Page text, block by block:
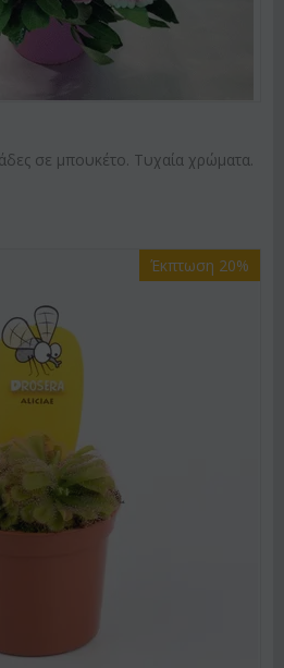
σε μπουκέτο. Τυχαία χρώματα.
Έκπτωση 20%